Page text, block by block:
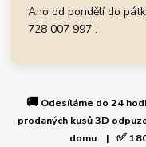
Ano od pondělí do
728 007 997 .
🚚 Odesíláme do 24
prodaných kusů 3D
domu | ✅